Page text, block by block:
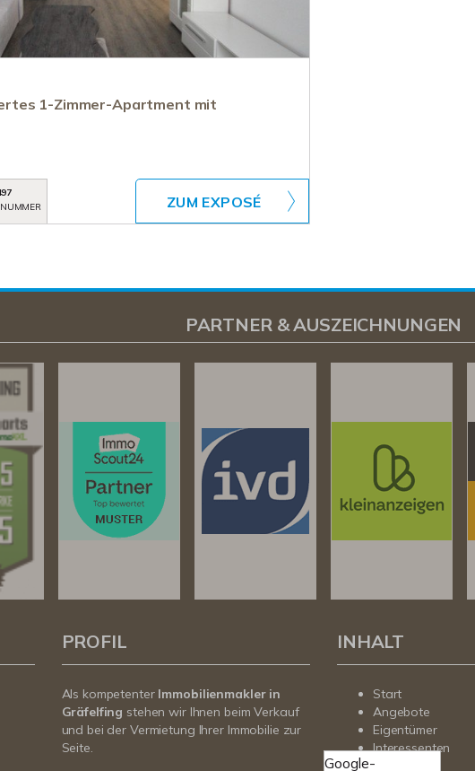
1-Zimmer-Apartment mit
ZUM EXPOSÉ
Google-
PARTNER & AUSZEICHNUNGEN
PROFIL
Als kompetenter Immobilienmakler in
Gräfelfing stehen wir Ihnen beim Verkauf
und bei der Vermietung Ihrer Immobilie zur
Seite.
INHALT
Start
Angebote
Eigentümer
Interessenten
Über uns